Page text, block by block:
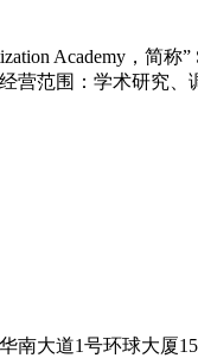
Academy，
营范围：学术研究
南大道1号环球大厦